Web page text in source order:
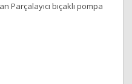
Parçalayıcı bıçaklı pompa